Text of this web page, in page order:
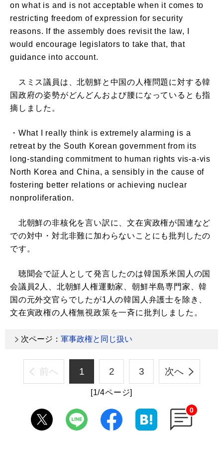
on what is and is not acceptable when it comes to
restricting freedom of expression for security
reasons. If the assembly does revisit the law, I
would encourage legislators to take that, that
guidance into account.
スミス議員は、北朝鮮と中国の人権問題に対する韓
国政府の姿勢がどんどんおよび腰になっているとも指
摘しました。
・What I really think is extremely alarming is a
retreat by the South Korean government from its
long-standing commitment to human rights vis-a-vis
North Korea and China, a sensibly in the cause of
fostering better relations or achieving nuclear
nonproliferation.
北朝鮮の非核化を言い訳に、文在寅政権が国連など
での対中・対北非難に加わらないことにも批判したの
です。
聴聞会で証人として発言したのは韓国系米国人の国
会議員2人、北朝鮮人権運動家、朝鮮半島専門家、韓
国の元外交官らでしたが1人の韓国人弁護士を除き、
文在寅政権の人権無視政策を一斉に批判しました。
次ページ： 軍事政権と同じ扱い
前へ 1 2 3 次へ
[1/4ページ]
0